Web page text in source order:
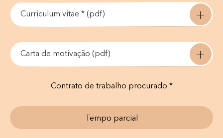
Curriculum vitae * (pdf)
Carta de motivação (pdf)
Contrato de trabalho procurado *
Tempo parcial